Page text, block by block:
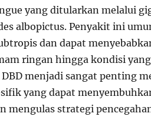
yang ditularkan melalui
albopictus. Penyakit ini
dan dapat
ringan hingga kondisi yang
menjadi sangat penting
yang dapat
mengulas strategi